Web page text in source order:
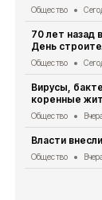
Общество
70 лет назад
День
Общество
Вирусы,
коренные
Общество
Власти
Общество